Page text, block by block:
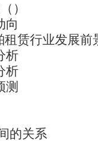
）
向
赁行业发展前
析
析
测
的关系